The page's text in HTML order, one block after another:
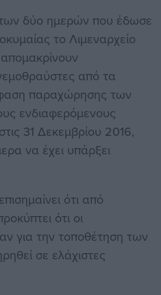
των δύο ημερών που έδωσε
το Λιμεναρχείο
από τα
παραχώρησης των
ενδιαφερόμενους
31 Δεκεμβρίου 2016,
να έχει υπάρξει
ότι από
ότι οι
για την τοποθέτηση των
σε ελάχιστες